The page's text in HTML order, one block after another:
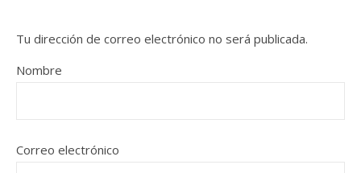
Tu dirección de correo electrónico no será publicada.
Nombre
Correo electrónico